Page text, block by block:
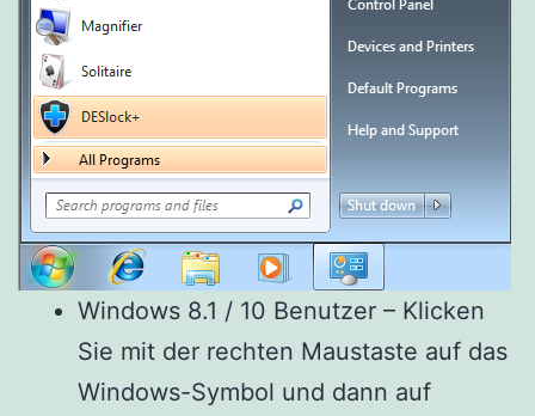
Windows 8.1 / 10 Benutzer – Klicken
Sie mit der rechten Maustaste auf das
Windows-Symbol und dann auf